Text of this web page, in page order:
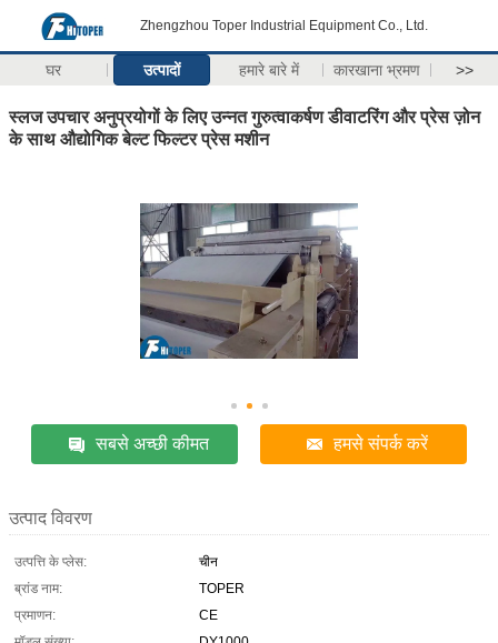
Zhengzhou Toper Industrial Equipment Co., Ltd.
घर उत्पादों हमारे बारे में कारखाना भ्रमण >>
स्लज उपचार अनुप्रयोगों के लिए उन्नत गुरुत्वाकर्षण डीवाटरिंग और प्रेस ज़ोन
के साथ औद्योगिक बेल्ट फिल्टर प्रेस मशीन
सबसे अच्छी कीमत हमसे संपर्क करें
उत्पाद विवरण
उत्पत्ति के प्लेस:
चीन
ब्रांड नाम:
TOPER
प्रमाणन:
CE